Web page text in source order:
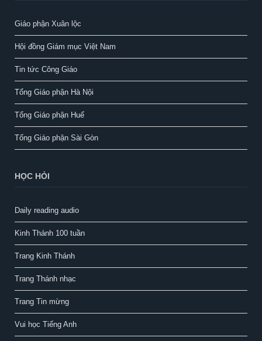
Giáo phận Xuân lộc
Hội đồng Giám mục Việt Nam
Tin tức Công Giáo
Tổng Giáo phận Hà Nội
Tổng Giáo phận Huế
Tổng Giáo phận Sài Gòn
HỌC HỎI
Daily reading audio
Kinh Thánh 100 tuần
Trang Kinh Thánh
Trang Thánh nhạc
Trang Tin mừng
Vui học Tiếng Anh